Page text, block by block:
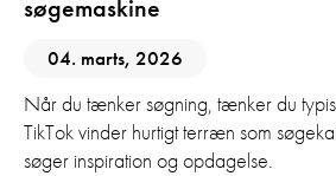
søgemaskine
04. marts, 2026
Når du tænker søgning, tænker du
TikTok vinder hurtigt terræn som
søger inspiration og opdagelse.